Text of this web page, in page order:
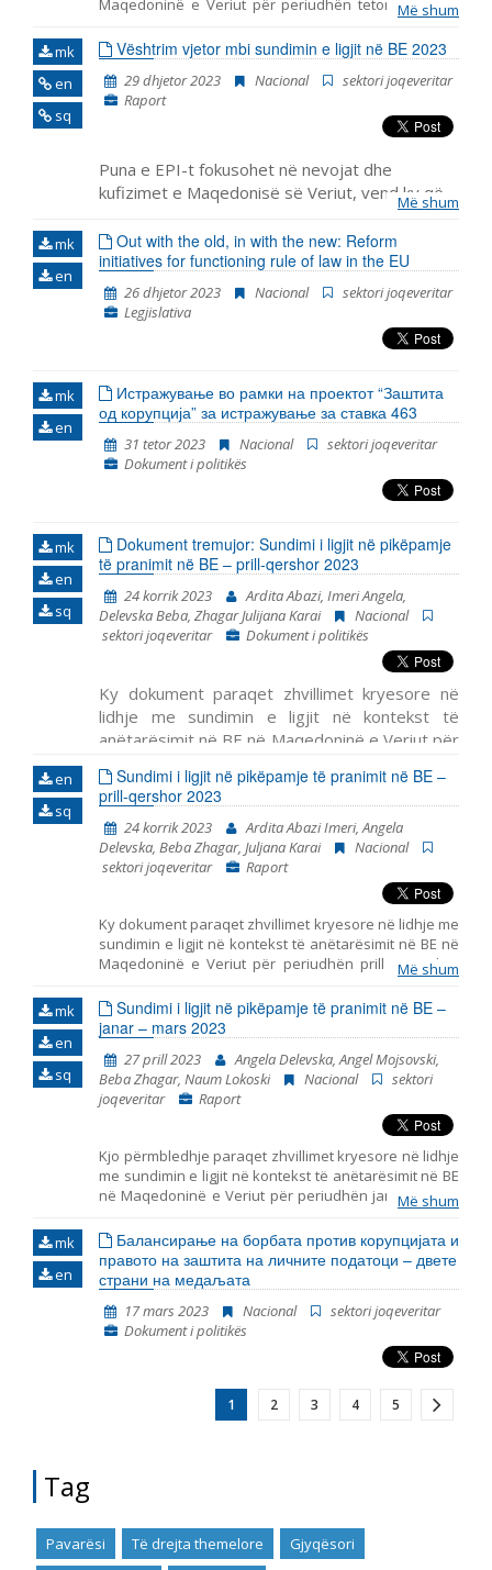
Maqedoninë e Veriut për periudhën tetor – dhjetor
2023. Ai përfshin monitorimin e themeleve të
anëtarësimit në BE, duke përfshirë zhvillimet
kryesore në funksionimin e institucioneve
demokratike, reformën e administratës publike dhe
kapitullin 23: Gjyqësori dhe të drejtat themelore.
Më shum
mk
en
sq
Vështrim vjetor mbi sundimin e ligjit në BE 2023
29 dhjetor 2023 Nacional
sektori joqeveritar
Raport
Puna e EPI-t fokusohet në nevojat dhe
kufizimet e Maqedonisë së Veriut, vend ky që
ka pritur fillimin e negociatave për anëtarësim
për më shumë se një dekadë, e që ka përjetuar
edhe rënie të mbështet
Më shum
mk
en
Out with the old, in with the new: Reform
initiatives for functioning rule of law in the EU
26 dhjetor 2023 Nacional
sektori joqeveritar
Legjislativa
mk
en
Истражување во рамки на проектот “Заштита
од корупција” за истражување за ставка 463
31 tetor 2023 Nacional
sektori joqeveritar
Dokument i politikës
mk
en
sq
Dokument tremujor: Sundimi i ligjit në pikëpamje
të pranimit në BE – prill-qershor 2023
24 korrik 2023
Ardita Abazi, Imeri Angela,
Delevska Beba, Zhagar Julijana Karai
Nacional
sektori joqeveritar
Dokument i politikës
Ky dokument paraqet zhvillimet kryesore në
lidhje me sundimin e ligjit në kontekst të
anëtarësimit në BE në Maqedoninë e Veriut për
shum
en
sq
Sundimi i ligjit në pikëpamje të pranimit në BE –
prill-qershor 2023
24 korrik 2023
Ardita Abazi Imeri, Angela
Delevska, Beba Zhagar, Juljana Karai
Nacional
sektori joqeveritar
Raport
Ky dokument paraqet zhvillimet kryesore në lidhje me
sundimin e ligjit në kontekst të anëtarësimit në BE në
Maqedoninë e Veriut për periudhën prill – qershor
2022. Ai përfshin monitorimin e themeleve të
anëtarësimit në BE, duke përfshirë zhvillimet
kryesore në funksionimin e institucioneve
demokratike, reformën e administratës publike dhe
kapitullin 23: Gjyqësori dhe të drejtat themelore.
Më shum
mk
en
sq
Sundimi i ligjit në pikëpamje të pranimit në BE –
janar – mars 2023
27 prill 2023
Angela Delevska, Angel Mojsovski,
Beba Zhagar, Naum Lokoski
Nacional
sektori
joqeveritar
Raport
Kjo përmbledhje paraqet zhvillimet kryesore në lidhje
me sundimin e ligjit në kontekst të anëtarësimit në BE
në Maqedoninë e Veriut për periudhën janar – mars
2023. Ai përfshin monitorimin e themeleve të
antarësimit në BE, duke përfshirë zhvillimet kryesore
në funksionimin e institucioneve demokratike,
reformën e administratës publike dhe kapitullin 23:
Gjyqësori dhe të drejtat themelore.
Më shum
mk
en
Балансирање на борбата против корупцијата и
правото на заштита на личните податоци – двете
страни на медаљата
17 mars 2023 Nacional
sektori joqeveritar
Dokument i politikës
1 2 3 4 5
Tag
Pavarësi Të drejta themelore
Gjyqësori